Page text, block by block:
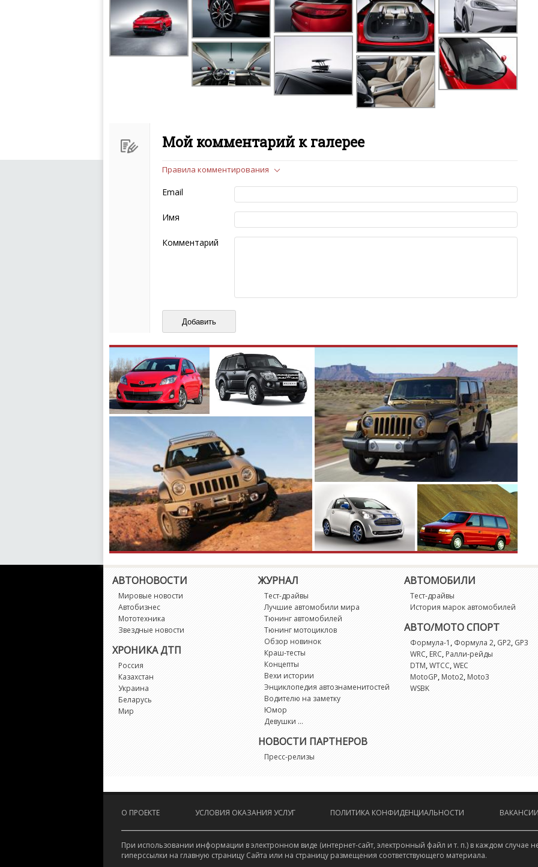
Мой комментарий к галерее
Чтобы ваш комментарий был опубликован на сайте, вам нужно придерживаться
следующих правил:
Комментарий не может быть слишком короткой — избегайте односложных и чисто
эмоциональных высказываний.
Не стоит отклоняться от предмета обсуждения.
Пожалуйста, не используйте в комментарие оскорбления и нецензурную лексику, а
также призывы к насилию и высказывания, направленные на разжигание расовой,
И запаситесь терпением, все комментарии публикуются только после модерации, поэтому
ваш отзыв может появиться на сайте с некоторым опозданием.
Правила комментирования
Email
Имя
Комментарий
АВТОНОВОСТИ
Мировые новости
Автобизнес
Мототехника
Звездные новости
ХРОНИКА ДТП
Россия
Казахстан
Украина
Беларусь
Мир
ЖУРНАЛ
Тест-драйвы
Лучшие автомобили мира
Тюнинг автомобилей
Тюнинг мотоциклов
Обзор новинок
Краш-тесты
Концепты
Вехи истории
Энциклопедия автознаменитостей
Водителю на заметку
Юмор
Девушки ...
НОВОСТИ ПАРТНЕРОВ
Пресс-релизы
АВТОМОБИЛИ
Тест-драйвы
История марок автомобилей
АВТО/МОТО СПОРТ
Формула-1, Формула 2, GP2, GP3
WRC,ERC,Ралли-рейды
DTM,WTCC,WEC
MotoGP,Moto2,Moto3
WSBK
О ПРОЕКТЕ УСЛОВИЯ ОКАЗАНИЯ УСЛУГ ПОЛИТИКА КОНФИДЕНЦИАЛЬНОСТИ ВАКАНСИИ
При использовании информации в электронном виде (интернет-сайт, электронный файл и т. п.) в каждом случае
гиперссылки на главную страницу Сайта или на страницу размещения соответствующего материала.